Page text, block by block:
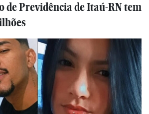
de Previdência de Itaú-RN tem